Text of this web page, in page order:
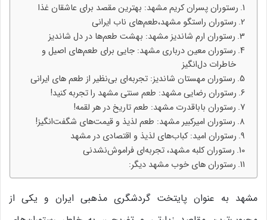
رستوران پسران کریم مشهد: بهترین مقصد برای عاشقان غذا
رستوران راستگو مشهد،طعم‌های ناب ایرانی
رستوران ارم شاندیز مشهد: بهشت طعم‌ها در دل شاندیز
رستوران معین درباری مشهد: جایی برای طعم‌های اصیل و
خاطرات دل‌انگیز
رستوران مهستان شاندیز: تجربه‌ای بی‌نظیر از طعم های ایرانی
رستوران رضایی مشهد: طعم سنتی مشهد را تجربه کنید!
رستوران باباقدرت مشهد: طعم تاریخ در هر لقمه!
رستوران امیرکبیر مشهد: طعم لذیذ و قیمت‌های شگفت‌انگیز!
رستوران امید: کباب‌های لذیذ و اقتصادی در مشهد
رستوران کلبه مشهد، تجربه‌ای فراموش‌نشدنی
رستوران های خوب مشهد دیگر:
مشهد به عنوان پایتخت گردشگری مذهبی ایران و یکی از